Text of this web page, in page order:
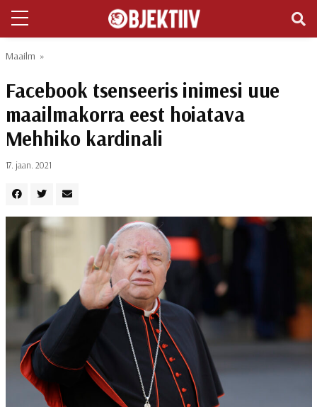
Maailm »
Facebook tsenseeris inimesi uue
maailmakorra eest hoiatava
Mehhiko kardinali
17. jaan. 2021